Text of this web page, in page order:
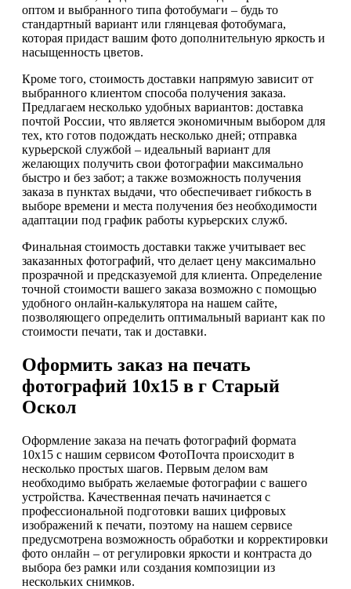
оптом и выбранного типа фотобумаги – будь то
стандартный вариант или глянцевая фотобумага,
которая придаст вашим фото дополнительную яркость и
насыщенность цветов.
Кроме того, стоимость доставки напрямую зависит от
выбранного клиентом способа получения заказа.
Предлагаем несколько удобных вариантов: доставка
почтой России, что является экономичным выбором для
тех, кто готов подождать несколько дней; отправка
курьерской службой – идеальный вариант для
желающих получить свои фотографии максимально
быстро и без забот; а также возможность получения
заказа в пунктах выдачи, что обеспечивает гибкость в
выборе времени и места получения без необходимости
адаптации под график работы курьерских служб.
Финальная стоимость доставки также учитывает вес
заказанных фотографий, что делает цену максимально
прозрачной и предсказуемой для клиента. Определение
точной стоимости вашего заказа возможно с помощью
удобного онлайн-калькулятора на нашем сайте,
позволяющего определить оптимальный вариант как по
стоимости печати, так и доставки.
Оформить заказ на печать
фотографий 10х15 в г Старый
Оскол
Оформление заказа на печать фотографий формата
10х15 с нашим сервисом ФотоПочта происходит в
несколько простых шагов. Первым делом вам
необходимо выбрать желаемые фотографии с вашего
устройства. Качественная печать начинается с
профессиональной подготовки ваших цифровых
изображений к печати, поэтому на нашем сервисе
предусмотрена возможность обработки и корректировки
фото онлайн – от регулировки яркости и контраста до
выбора без рамки или создания композиции из
нескольких снимков.